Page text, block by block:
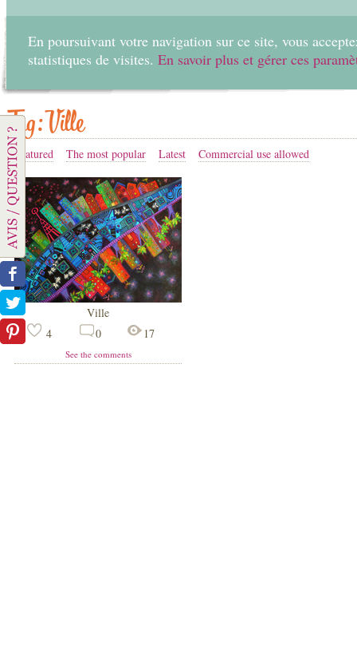
En poursuivant votre navigation sur ce site, vous
statistiques de visites. En savoir plus et gérer ces
Tag: Ville
Featured The most popular Latest Commercial use allowed
Ville
4
0 17
See the comments